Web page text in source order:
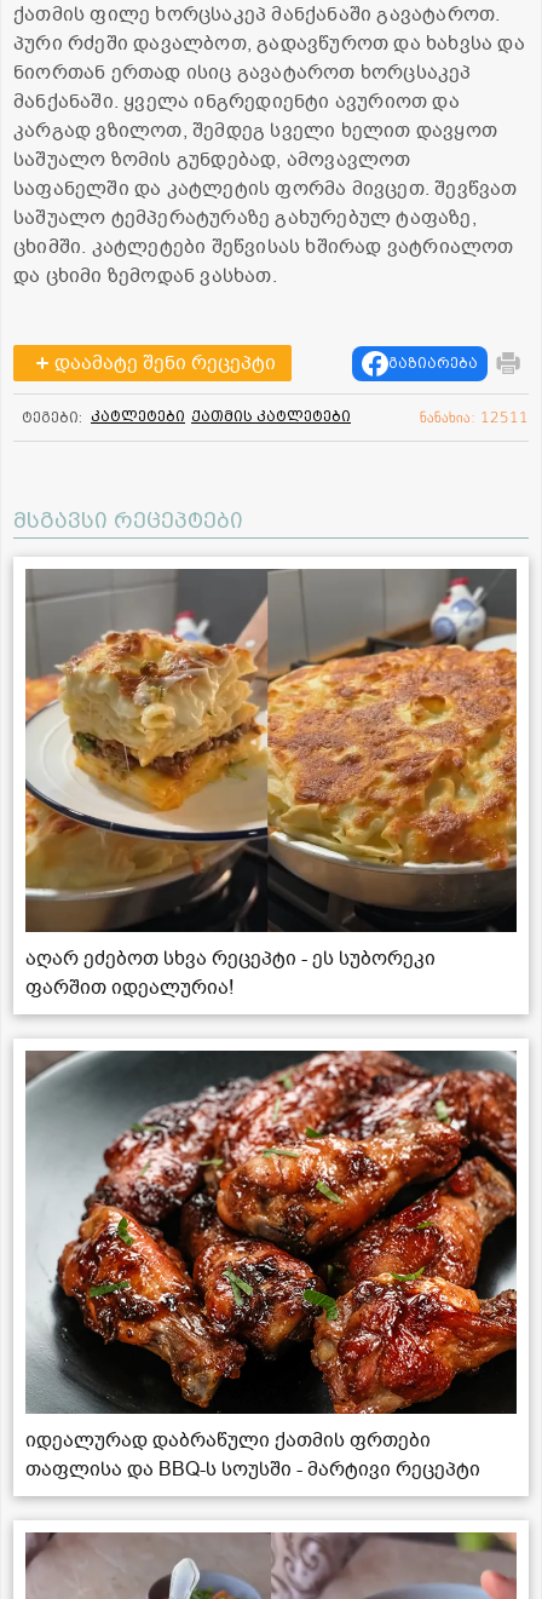
ქათმის ფილე ხორცსაკეპ მანქანაში გავატაროთ.
პური რძეში დავალბოთ, გადავწუროთ და ხახვსა და
ნიორთან ერთად ისიც გავატაროთ ხორცსაკეპ
მანქანაში. ყველა ინგრედიენტი ავურიოთ და
კარგად ვზილოთ, შემდეგ სველი ხელით დავყოთ
საშუალო ზომის გუნდებად, ამოვავლოთ
საფანელში და კატლეტის ფორმა მივცეთ. შევწვათ
საშუალო ტემპერატურაზე გახურებულ ტაფაზე,
ცხიმში. კატლეტები შეწვისას ხშირად ვატრიალოთ
და ცხიმი ზემოდან ვასხათ.
დაამატე შენი რეცეპტი გაზიარება
ტეგები: კატლეტები ქათმის კატლეტები ნანახია: 12511
მსგავსი რეცეპტები
აღარ ეძებოთ სხვა რეცეპტი - ეს სუბორეკი
ფარშით იდეალურია!
იდეალურად დაბრაწული ქათმის ფრთები
თაფლისა და BBQ-ს სოუსში - მარტივი რეცეპტი